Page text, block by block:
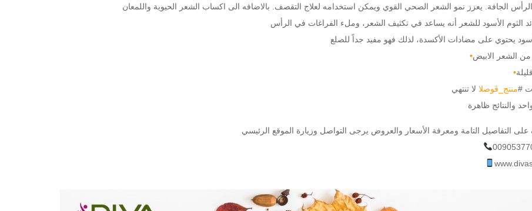
يحتوي على مضادات الأكسدة، لذلك فهو مفيد جداً للصلع
•الشعر الابيض
•
#منتج_ڤوصلا